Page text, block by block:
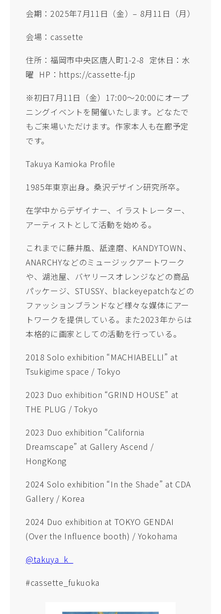
会期：2025年7月11日（金）– 8月11日（月）
会場：cassette
住所：福岡市中央区唐人町1-2-8 定休日：水
曜 HP：https://cassette-f.jp
※初日7月11日（金）17:00〜20:00にオープ
ニングイベントを開催いたします。どなたで
もご来場いただけます。作家本人も在廊予定
です。
Takuya Kamioka Profile
1985年東京出身。桑沢デザイン研究所卒。
在学中からデザイナー、イラストレーター、
アーティストとして活動を始める。
これまでに藤井風、舐達磨、KANDYTOWN、
ANARCHYなどのミュージックアートワーク
や、湖池屋、バヤリースオレンジなどの商品
パッケージ、STUSSY、blackeyepatchなどの
ファッションブランドなど様々な媒体にアー
トワークを提供している。また2023年からは
本格的に画家としての活動を行っている。
2018 Solo exhibition “MACHIABELLI” at
Tsukigime space / Tokyo
2023 Duo exhibition “GRIND HOUSE” at
THE PLUG / Tokyo
2023 Duo exhibition “California
Dreamscape” at Gallery Ascend /
HongKong
2024 Solo exhibition “In the Shade” at CDA
Gallery / Korea
2024 Duo exhibition at TOKYO GENDAI
(Over the Influence booth) / Yokohama
@takuya_k_
#cassette_fukuoka